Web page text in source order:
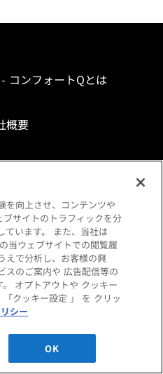
コンフォートQとは
概要
法人のお客様
ーポリシー
を向上させ、コンテンツや
サイトのトラフィックを分
ています。 また、当社は
当ウェブサイトでの閲覧履
えで分析し、お客様の興
スのご案内や 広告配信等の
オプトアウトや クッキー
クッキー設定 」 を クリッ
シー
OK